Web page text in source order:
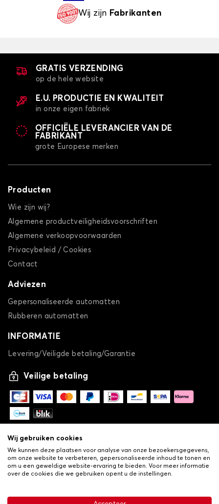
Wij zijn Fabrikanten
GRATIS VERZENDING
op de hele website
E.U. PRODUCTIE EN KWALITEIT
in onze eigen fabriek
OFFICIËLE LEVERANCIER VAN DE
FABRIKANT
grote Europese merken
Producten
Wie zijn wij?
Algemene productveiligheidsvoorschriften
Algemene verkoopvoorwaarden
Privacybeleid / Cookies
Contact
Adviezen
Gepersonaliseerde automatten
Rubberen automatten
INFORMATIE
Levering/Veiligde betaling/Garantie
Veilige betaling
Algemene verkoopvoorwaarden•Privacy- en cookiebeleid
Wij gebruiken cookies
We kunnen deze plaatsen voor analyse van onze bezoekersgegevens,
om onze website te verbeteren, gepersonaliseerde inhoud te tonen en
om u een geweldige website-ervaring te bieden. Voor meer informatie
over de cookies die we gebruiken opent u de instellingen.